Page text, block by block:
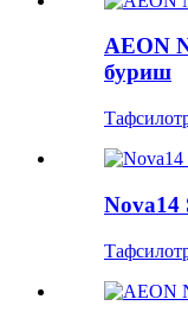
AEON
буриш
Nova14